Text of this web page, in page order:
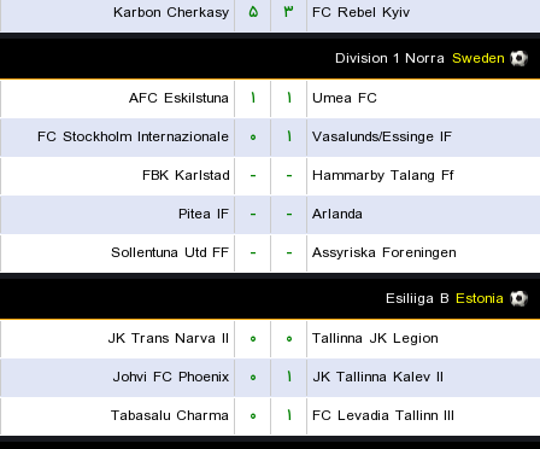
FC Rebel Kyiv
۳ ۵
Karbon Cherkasy
Sweden
Division 1 Norra
Umea FC
۱ ۱
AFC Eskilstuna
Vasalunds/Essinge IF
۱ ۰
FC Stockholm Internazionale
Hammarby Talang Ff
-
-
FBK Karlstad
Arlanda
-
-
Pitea IF
Assyriska Foreningen
-
-
Sollentuna Utd FF
Estonia
Esiliiga B
Tallinna JK Legion
۰ ۰
JK Trans Narva II
JK Tallinna Kalev II
۱ ۰
Johvi FC Phoenix
FC Levadia Tallinn III
۱ ۰
Tabasalu Charma